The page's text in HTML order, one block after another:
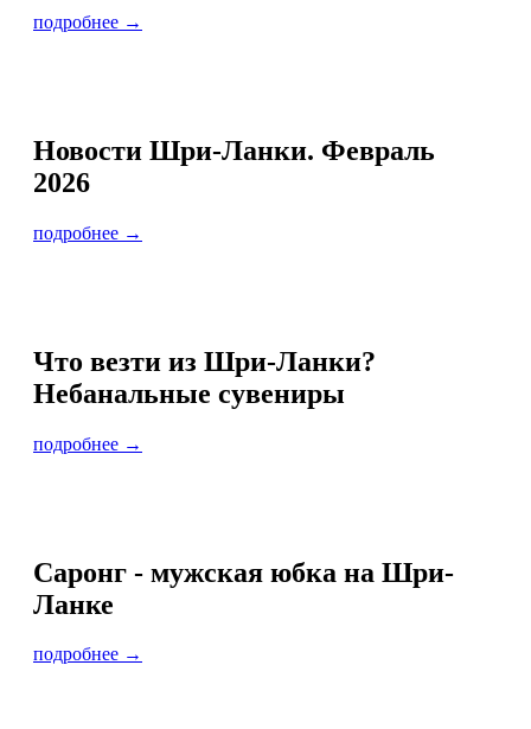
подробнее →
Новости Шри-Ланки. Февраль
2026
подробнее →
Что везти из Шри-Ланки?
Небанальные сувениры
подробнее →
Саронг - мужская юбка на Шри-
Ланке
подробнее →